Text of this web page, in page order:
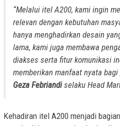
“Melalui itel A200, kami ingin
relevan dengan kebutuhan
hanya menghadirkan desain
lama, kami juga membawa
diakses serta fitur komunikasi
memberikan manfaat nyata
Geza Febriandiselaku Head
Kehadiran itel A200 menjadi